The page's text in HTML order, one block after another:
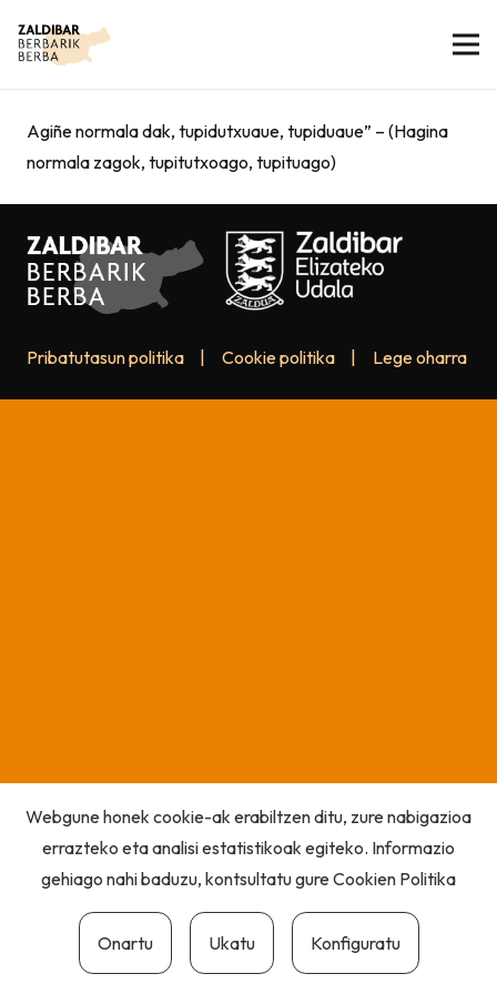
Agiñe normala dak, tupidutxuaue, tupiduaue” – (Hagina
normala zagok, tupitutxoago, tupituago)
Pribatutasun politika Cookie politika Lege oharra
Webgune honek cookie-ak erabiltzen ditu, zure nabigazioa
errazteko eta analisi estatistikoak egiteko. Informazio
gehiago nahi baduzu, kontsultatu gureCookien Politika
Onartu Ukatu Konfiguratu